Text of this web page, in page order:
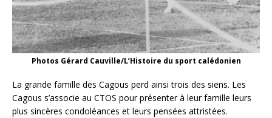
Photos Gérard Cauville/L’Histoire du sport calédonien
La grande famille des Cagous perd ainsi trois des siens. Les
Cagous s’associe au CTOS pour présenter à leur famille leurs
plus sincères condoléances et leurs pensées attristées.